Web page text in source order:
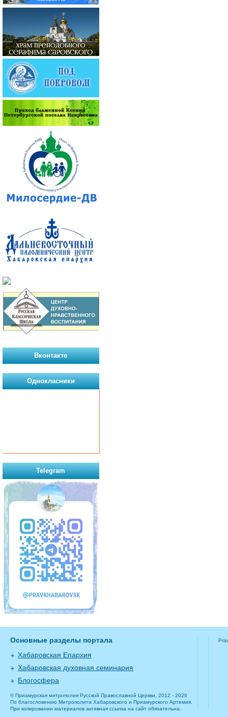
Вконтакте
Однокласники
Telegram
Основные разделы портала
Хабаровская Епархия
Хабаровская духовная семинария
Блогосфера
© Приамурская митрополия Русской Православной Церкви, 2012 - 2026
По благословению Митрополита Хабаровского и Приамурского Артемия.
При копировании материалов активная ссылка на сайт обязательна.